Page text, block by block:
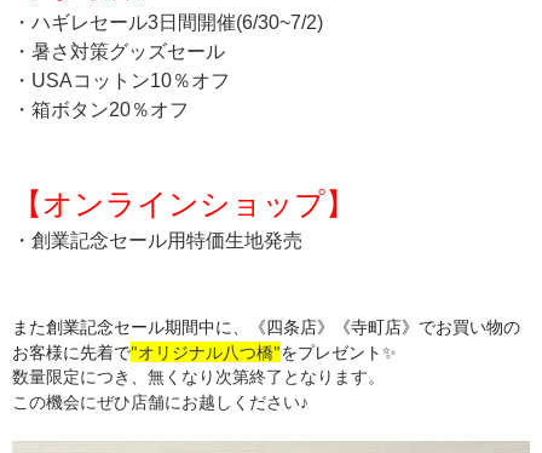
・ハギレセール3日間開催(6/30~7/2)
・暑さ対策グッズセール
・USAコットン10％オフ
・箱ボタン20％オフ
【オンラインショップ】
・創業記念セール用特価生地発売
また創業記念セール期間中に、《四条店》《寺町店》でお買い物の
お客様に先着で"オリジナル八つ橋"をプレゼント✨
数量限定につき、無くなり次第終了となります。
この機会にぜひ店舗にお越しください♪